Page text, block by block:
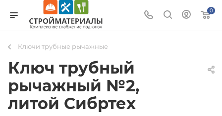
0
Ключи трубные рычажные
Ключ трубный
рычажный №2,
литой Сибртех